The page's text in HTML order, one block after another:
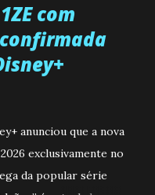
com
anunciou que a nova
exclusivamente no
da popular série